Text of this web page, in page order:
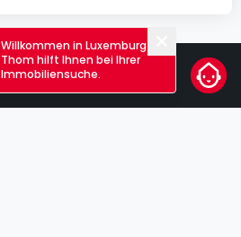
Schließen
Willkommen in Luxemburg!
Thom hilft Ihnen bei Ihrer
Immobiliensuche.